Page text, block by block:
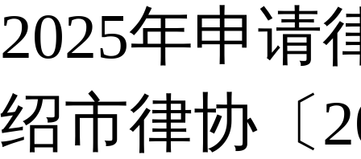
2025年申请
绍市律协〔